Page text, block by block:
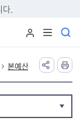
다.
본예산